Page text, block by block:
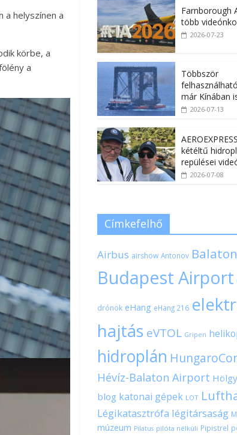
a helyszínen a
körbe, a
a
Farnborough
több
2026-07-23
Többször
már Kínában
2026-07-13
kétéltű
repülései
2026-07-08
Címkefelhő
Airbus airshow Antonov Balaton
Budapest Airport
drónok eHang eHang 216
hajtás eVTOL Gripen
hidroplán
Hévíz-Balaton Airport
blog katonai gépek LOT
Légikatasztrófa légitársaság
múzeum Pilatus pilóta nélküli Pipistrel